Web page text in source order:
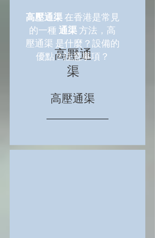
高壓通
渠
高壓通渠在香港是常見
的一種通渠方法，高
壓通渠 是什麼？設備的
優點？注意事項？
高壓通渠